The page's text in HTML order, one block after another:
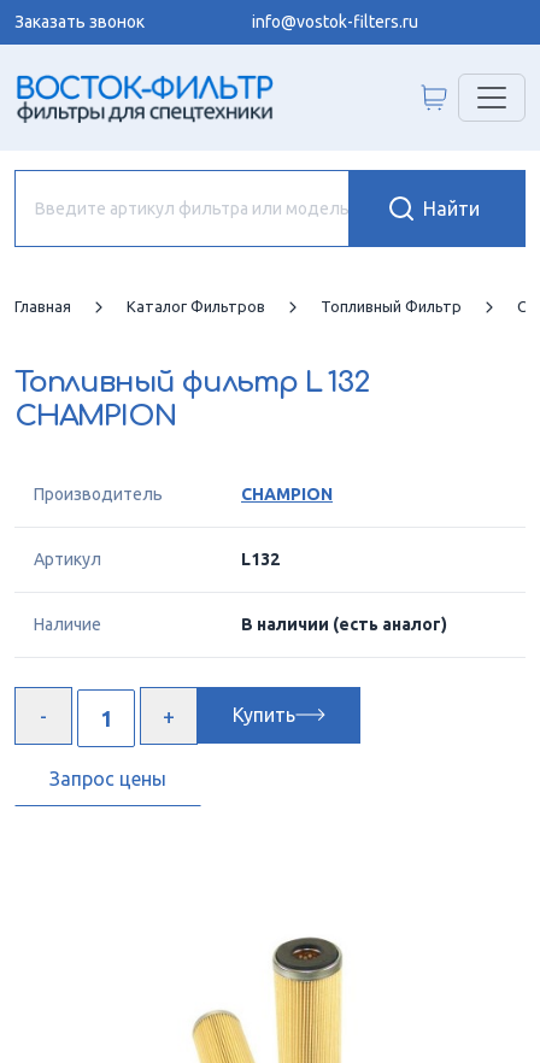
Заказать звонок info@vostok-filters.ru
Главная Каталог Фильтров Топливный Фильтр
Топливный фильтр L 132
CHAMPION
Производитель CHAMPION
Артикул L132
Наличие В наличии (есть аналог)
Купить
Запрос цены